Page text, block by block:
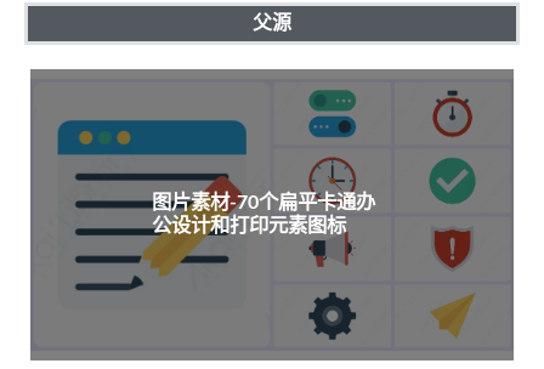
父源
图片素材-70个扁平卡通办
公设计和打印元素图标